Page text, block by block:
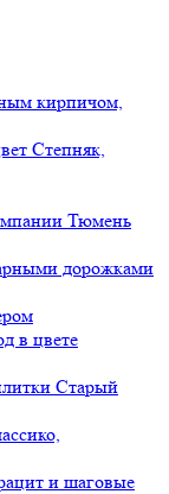
кирпичом,
Степняк,
Тюмень
дорожками
в цвете
Старый
и шаговые